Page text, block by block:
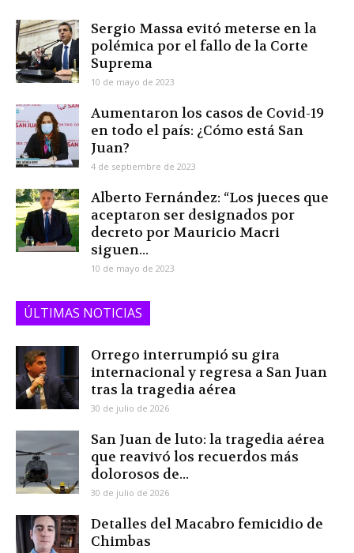
Sergio Massa evitó meterse en la
polémica por el fallo de la Corte
Suprema
10 de mayo de 2023
Aumentaron los casos de Covid-19
en todo el país: ¿Cómo está San
Juan?
4 de septiembre de 2023
Alberto Fernández: “Los jueces que
aceptaron ser designados por
decreto por Mauricio Macri
siguen...
10 de mayo de 2023
ÚLTIMAS NOTICIAS
Orrego interrumpió su gira
internacional y regresa a San Juan
tras la tragedia aérea
30 de julio de 2026
San Juan de luto: la tragedia aérea
que reavivó los recuerdos más
dolorosos de...
30 de julio de 2026
Detalles del Macabro femicidio de
Chimbas